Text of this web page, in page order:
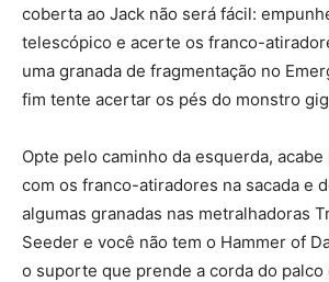
coberta ao Jack não será fácil:
telescópico e acerte os franco-
uma granada de fragmentação no
fim tente acertar os pés do monstro
Opte pelo caminho da esquerda,
com os franco-atiradores na sacada e
algumas granadas nas metralhadoras
Seeder e você não tem o Hammer of
o suporte que prende a corda do palco